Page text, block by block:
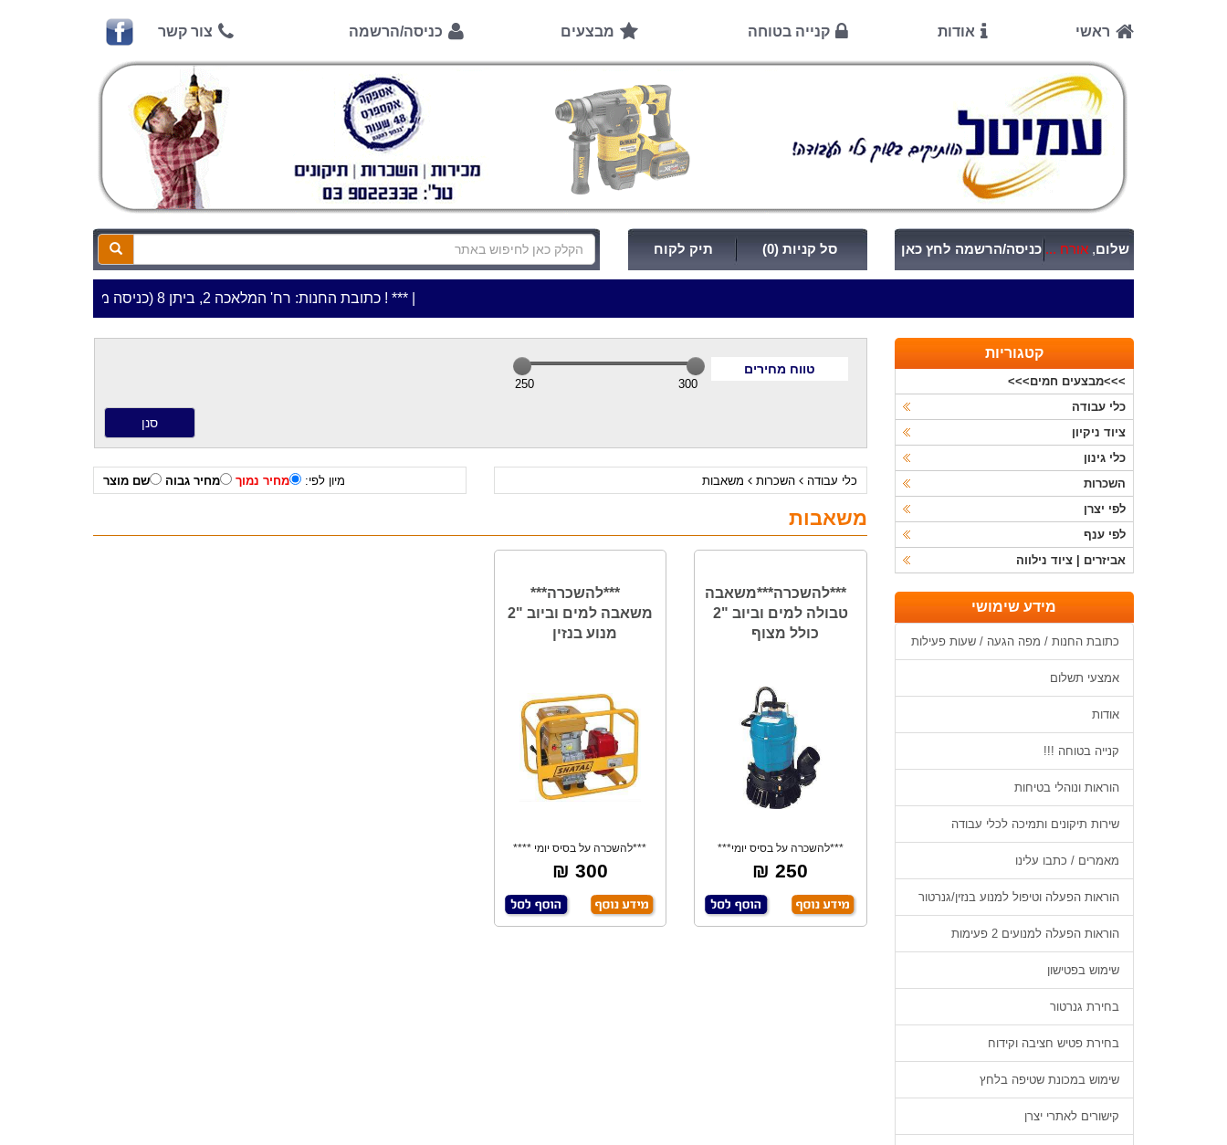
ראשי אודות קנייה בטוחה מבצעים כניסה/הרשמה צור קשר
סל קניות (0) תיק לקוח שלום, אורח ... כניסה/הרשמה לחץ כאן
***כתובת החנות: רח' המלאכה 2, ביתן 8 (כניסה מרח' עמל 5) א.ת.פארק אפק, ראש העין***
טווח מחירים
300
250
מיון לפי: מחיר נמוך מחיר גבוה שם מוצר כלי עבודה השכרות משאבות
משאבות
***להשכרה***משאבה
טבולה למים וביוב "2
כולל מצוף
***להשכרה על בסיס יומי***
משאבה טבולה למ
250 ₪
***להשכרה***
משאבה למים וביוב "2
מנוע בנזין
***להשכרה על בסיס יומי ****
משאבה למים
300 ₪
קטגוריות
>>>מבצעים חמים>>>
כלי עבודה
ציוד ניקיון
כלי גינון
השכרות
לפי יצרן
לפי ענף
אביזרים | ציוד נילווה
מידע שימושי
כתובת החנות / מפה הגעה / שעות פעילות
אמצעי תשלום
אודות
קנייה בטוחה !!!
הוראות ונוהלי בטיחות
שירות תיקונים ותמיכה לכלי עבודה
מאמרים / כתבו עלינו
הוראות הפעלה וטיפול למנוע בנזין/גנרטור
הוראות הפעלה למנועים 2 פעימות
שימוש בפטישון
בחירת גנרטור
בחירת פטיש חציבה וקידוח
שימוש במכונת שטיפה בלחץ
קישורים לאתרי יצרן